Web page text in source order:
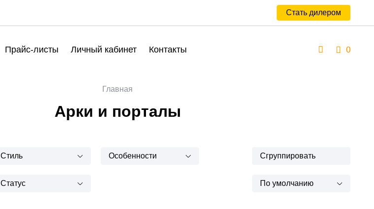
Стать дилером
Прайс-листы Личный кабинет Контакты 0
Главная
Арки и порталы
Стиль Особенности
Статус
Сгруппировать
По умолчанию